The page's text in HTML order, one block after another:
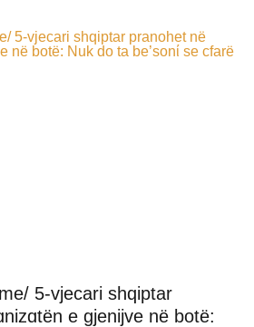
5-vjecari shqiptar
e gjenijve në botë: